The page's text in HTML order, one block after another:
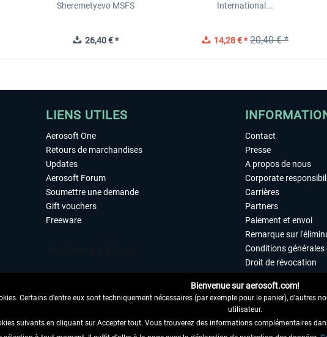
Sheremetyevo MSFS
26,40 € *
International...
14,28 € * 20,40 € *
LIENS UTILES
Aerosoft One
Retours de marchandises
Updates
Aerosoft Forum
Soumettre une demande
Gift vouchers
Freeware
Contact
Presse
A propos de nous
Corporate
Carrières
Partners
Paiement et envoi
Remarque sur
Conditions générales
Droit de révocation
Accessibilité
Mentions légales
Bienvenue sur aerosoft.com!
Certains d'entre eux sont techniquement nécessaires (par exemple pour le panier), d'autres
utilisateur.
suivants en cliquant sur Accepter tout. Vous trouverez des informations complémentaires